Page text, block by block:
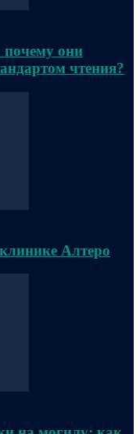
они
чтения?
Алтеро